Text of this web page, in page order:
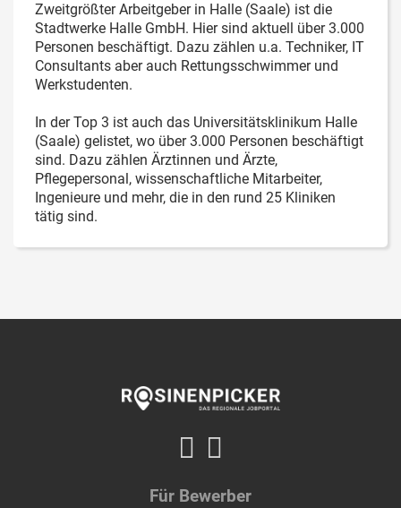
Zweitgrößter Arbeitgeber in Halle (Saale) ist die
Stadtwerke Halle GmbH. Hier sind aktuell über 3.000
Personen beschäftigt. Dazu zählen u.a. Techniker, IT
Consultants aber auch Rettungsschwimmer und
Werkstudenten.
In der Top 3 ist auch das Universitätsklinikum Halle
(Saale) gelistet, wo über 3.000 Personen beschäftigt
sind. Dazu zählen Ärztinnen und Ärzte,
Pflegepersonal, wissenschaftliche Mitarbeiter,
Ingenieure und mehr, die in den rund 25 Kliniken
tätig sind.
Für Bewerber